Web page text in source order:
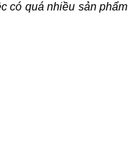
có quá nhiều sản phẩm